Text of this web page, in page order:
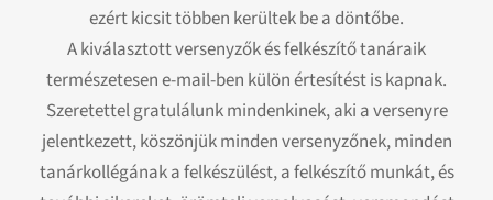
ezért kicsit többen kerültek be a döntőbe.
A kiválasztott versenyzők és felkészítő tanáraik
természetesen e-mail-ben külön értesítést is kapnak.
Szeretettel gratulálunk mindenkinek, aki a versenyre
jelentkezett, köszönjük minden versenyzőnek, minden
tanárkollégának a felkészülést, a felkészítő munkát, és